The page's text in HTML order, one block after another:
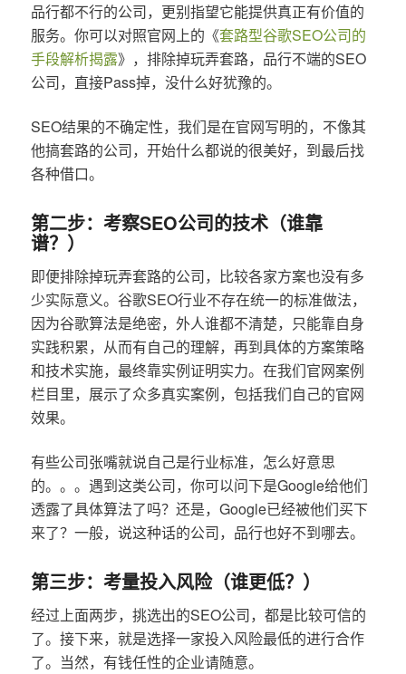
品行都不行的公司，更别指望它能提供真正有价值的
服务。你可以对照官网上的《套路型谷歌SEO公司的
手段解析揭露》，排除掉玩弄套路，品行不端的SEO
公司，直接Pass掉，没什么好犹豫的。
SEO结果的不确定性，我们是在官网写明的，不像其
他搞套路的公司，开始什么都说的很美好，到最后找
各种借口。
第二步：考察SEO公司的技术（谁靠
谱？）
即便排除掉玩弄套路的公司，比较各家方案也没有多
少实际意义。谷歌SEO行业不存在统一的标准做法，
因为谷歌算法是绝密，外人谁都不清楚，只能靠自身
实践积累，从而有自己的理解，再到具体的方案策略
和技术实施，最终靠实例证明实力。在我们官网案例
栏目里，展示了众多真实案例，包括我们自己的官网
效果。
有些公司张嘴就说自己是行业标准，怎么好意思
的。。。遇到这类公司，你可以问下是Google给他们
透露了具体算法了吗？还是，Google已经被他们买下
来了？一般，说这种话的公司，品行也好不到哪去。
第三步：考量投入风险（谁更低？）
经过上面两步，挑选出的SEO公司，都是比较可信的
了。接下来，就是选择一家投入风险最低的进行合作
了。当然，有钱任性的企业请随意。